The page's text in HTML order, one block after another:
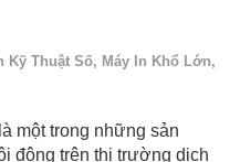
Kỹ Thuật Số, Máy In Khổ Lớn,
một trong những sản
động trên thị trường dịch